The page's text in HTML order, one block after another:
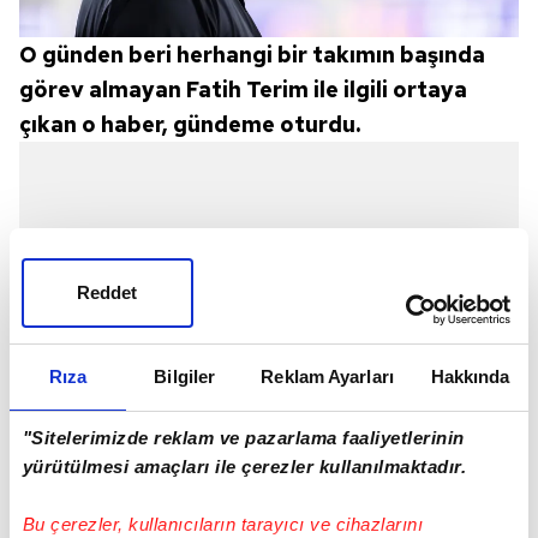
Rıza Bilgiler Reklam Ayarları Hakkında
"Sitelerimizde reklam ve pazarlama faaliyetlerinin
yürütülmesi amaçları ile çerezler kullanılmaktadır.
Bu çerezler, kullanıcıların tarayıcı ve cihazlarını
Reddet
O günden beri herhangi bir takımın başında
görev almayan Fatih Terim ile ilgili ortaya
çıkan o haber, gündeme oturdu.